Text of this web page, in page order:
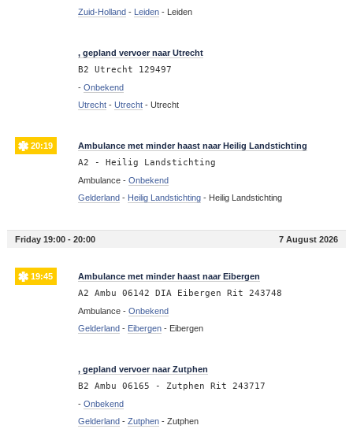
Zuid-Holland- Leiden- Leiden
, gepland vervoer naar Utrecht
B2 Utrecht 129497
- Onbekend
Utrecht- Utrecht- Utrecht
20:19 Ambulance met minder haast naar Heilig Landstichting
A2 - Heilig Landstichting
Ambulance - Onbekend
Gelderland- Heilig Landstichting- Heilig Landstichting
Friday 19:00 - 20:00 7 August 2026
19:45 Ambulance met minder haast naar Eibergen
A2 Ambu 06142 DIA Eibergen Rit 243748
Ambulance - Onbekend
Gelderland- Eibergen- Eibergen
, gepland vervoer naar Zutphen
B2 Ambu 06165 - Zutphen Rit 243717
- Onbekend
Gelderland- Zutphen- Zutphen